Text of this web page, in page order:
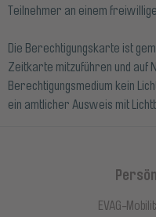
Teilnehmer an einem
Die Berechtigungskarte ist
Zeitkarte mitzuführen und auf
Berechtigungsmedium kein
ein amtlicher Ausweis mit
EVAG-